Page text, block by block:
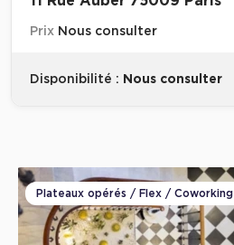
Prix Nous consulter
Disponibilité : Nous consulter
Plateaux opérés / Flex / Coworking